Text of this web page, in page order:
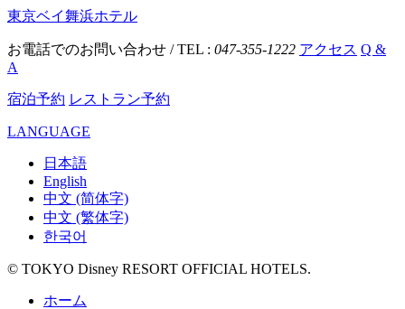
東京ベイ舞浜ホテル
お電話でのお問い合わせ / TEL : 047-355-1222 アクセス Q &
A
宿泊予約 レストラン予約
LANGUAGE
日本語
English
中文 (简体字)
中文 (繁体字)
한국어
© TOKYO Disney RESORT OFFICIAL HOTELS.
ホーム